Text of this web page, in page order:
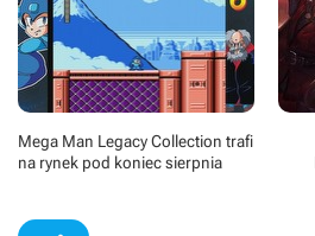
Mega Man Legacy Collection trafi
na rynek pod koniec sierpnia